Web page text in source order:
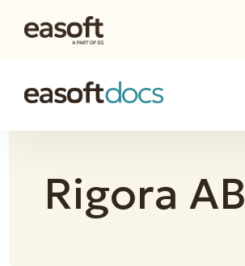
Rigora AB